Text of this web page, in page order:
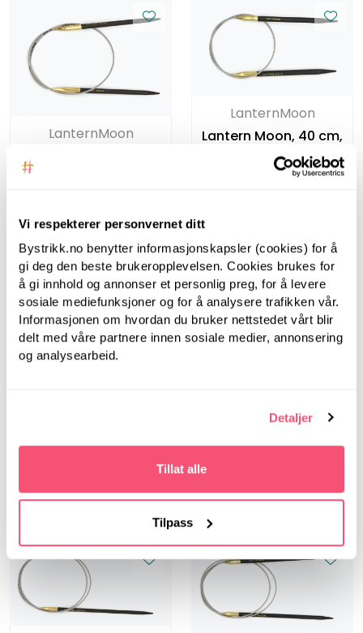
Vi respekterer personvernet ditt
Bystrikk.no benytter informasjonskapsler (cookies) for å
gi deg den beste brukeropplevelsen. Cookies brukes for
å gi innhold og annonser et personlig preg, for å levere
sosiale mediefunksjoner og for å analysere trafikken vår.
Informasjonen om hvordan du bruker nettstedet vårt blir
delt med våre partnere innen sosiale medier, annonsering
og analysearbeid.
Detaljer
Tillat alle
Tilpass
LanternMoon
Lantern Moon, 40 cm,
LanternMoon
Lantern Moon, 40 cm,
4.50 mm -
Rundpinner i tre
5.00 mm -
Lantern Moon, 40 cm,
Rundpinner i tre